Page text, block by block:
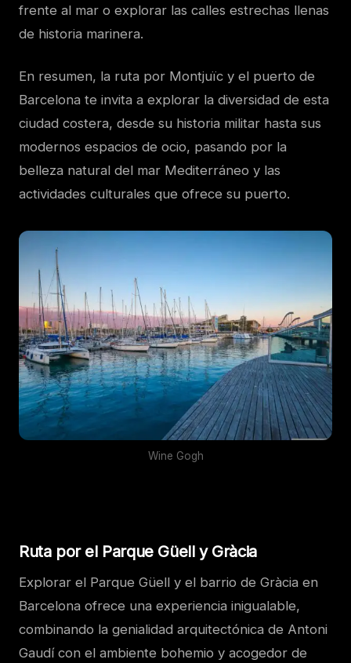
frente al mar o explorar las calles estrechas llenas
de historia marinera.
En resumen, la ruta por Montjuïc y el puerto de
Barcelona te invita a explorar la diversidad de esta
ciudad costera, desde su historia militar hasta sus
modernos espacios de ocio, pasando por la
belleza natural del mar Mediterráneo y las
actividades culturales que ofrece su puerto.
Wine Gogh
Ruta por el Parque Güell y Gràcia
Explorar el Parque Güell y el barrio de Gràcia en
Barcelona ofrece una experiencia inigualable,
combinando la genialidad arquitectónica de Antoni
Gaudí con el ambiente bohemio y acogedor de